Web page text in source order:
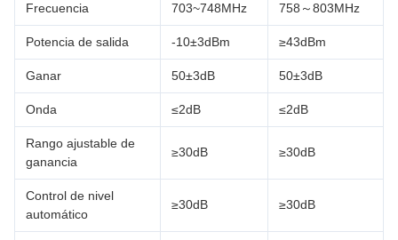
Frecuencia 703~748MHz 758～803MHz
Potencia de salida -10±3dBm ≥43dBm
Ganar 50±3dB 50±3dB
Onda ≤2dB ≤2dB
Rango ajustable de
ganancia
≥30dB ≥30dB
Control de nivel
automático
≥30dB ≥30dB